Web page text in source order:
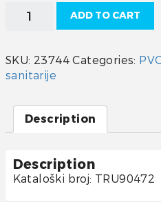
Trudesign
ventil
´
Ž/
Ž
ADD TO CART
SKU: 23744 Categories:
sanitarije
Description
Description
Kataloški broj: TRU90472